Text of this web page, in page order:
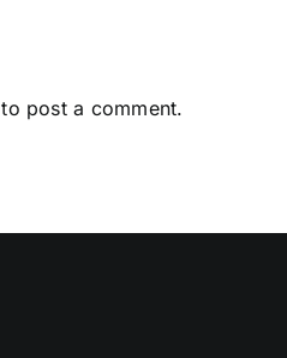
to post a comment.